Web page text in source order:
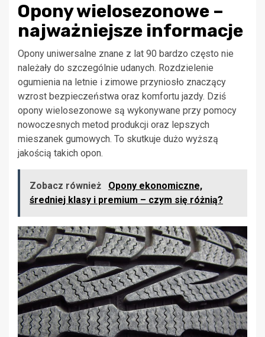
Opony wielosezonowe –
najważniejsze informacje
Opony uniwersalne znane z lat 90 bardzo często nie
należały do szczególnie udanych. Rozdzielenie
ogumienia na letnie i zimowe przyniosło znaczący
wzrost bezpieczeństwa oraz komfortu jazdy. Dziś
opony wielosezonowe są wykonywane przy pomocy
nowoczesnych metod produkcji oraz lepszych
mieszanek gumowych. To skutkuje dużo wyższą
jakością takich opon.
Zobacz również
Opony ekonomiczne,
średniej klasy i premium – czym się różnią?